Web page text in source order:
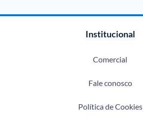
Institucional
Comercial
Fale conosco
Política de Cookies